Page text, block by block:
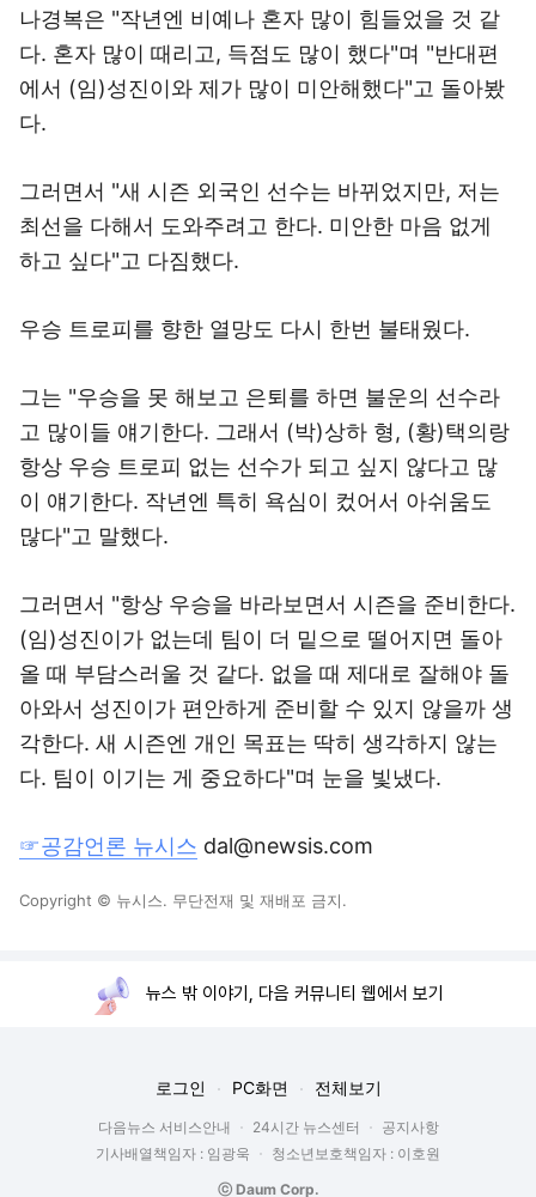
나경복은 "작년엔 비예나 혼자 많이 힘들었을 것 같
다. 혼자 많이 때리고, 득점도 많이 했다"며 "반대편
에서 (임)성진이와 제가 많이 미안해했다"고 돌아봤
다.
그러면서 "새 시즌 외국인 선수는 바뀌었지만, 저는
최선을 다해서 도와주려고 한다. 미안한 마음 없게
하고 싶다"고 다짐했다.
우승 트로피를 향한 열망도 다시 한번 불태웠다.
그는 "우승을 못 해보고 은퇴를 하면 불운의 선수라
고 많이들 얘기한다. 그래서 (박)상하 형, (황)택의랑
항상 우승 트로피 없는 선수가 되고 싶지 않다고 많
이 얘기한다. 작년엔 특히 욕심이 컸어서 아쉬움도
많다"고 말했다.
그러면서 "항상 우승을 바라보면서 시즌을 준비한다.
(임)성진이가 없는데 팀이 더 밑으로 떨어지면 돌아
올 때 부담스러울 것 같다. 없을 때 제대로 잘해야 돌
아와서 성진이가 편안하게 준비할 수 있지 않을까 생
각한다. 새 시즌엔 개인 목표는 딱히 생각하지 않는
다. 팀이 이기는 게 중요하다"며 눈을 빛냈다.
☞공감언론 뉴시스 dal@newsis.com
Copyright © 뉴시스. 무단전재 및 재배포 금지.
뉴스 밖 이야기, 다음 커뮤니티 웹에서 보기
로그인 PC화면 전체보기
다음뉴스 서비스안내 24시간 뉴스센터
공지사항
기사배열책임자 : 임광욱
청소년보호책임자 : 이호원
ⓒ Daum Corp.